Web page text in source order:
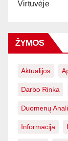
Virtuvėje
ŽYMOS
Aktualijos
Darbo Rinka
Duomenų
Informacija